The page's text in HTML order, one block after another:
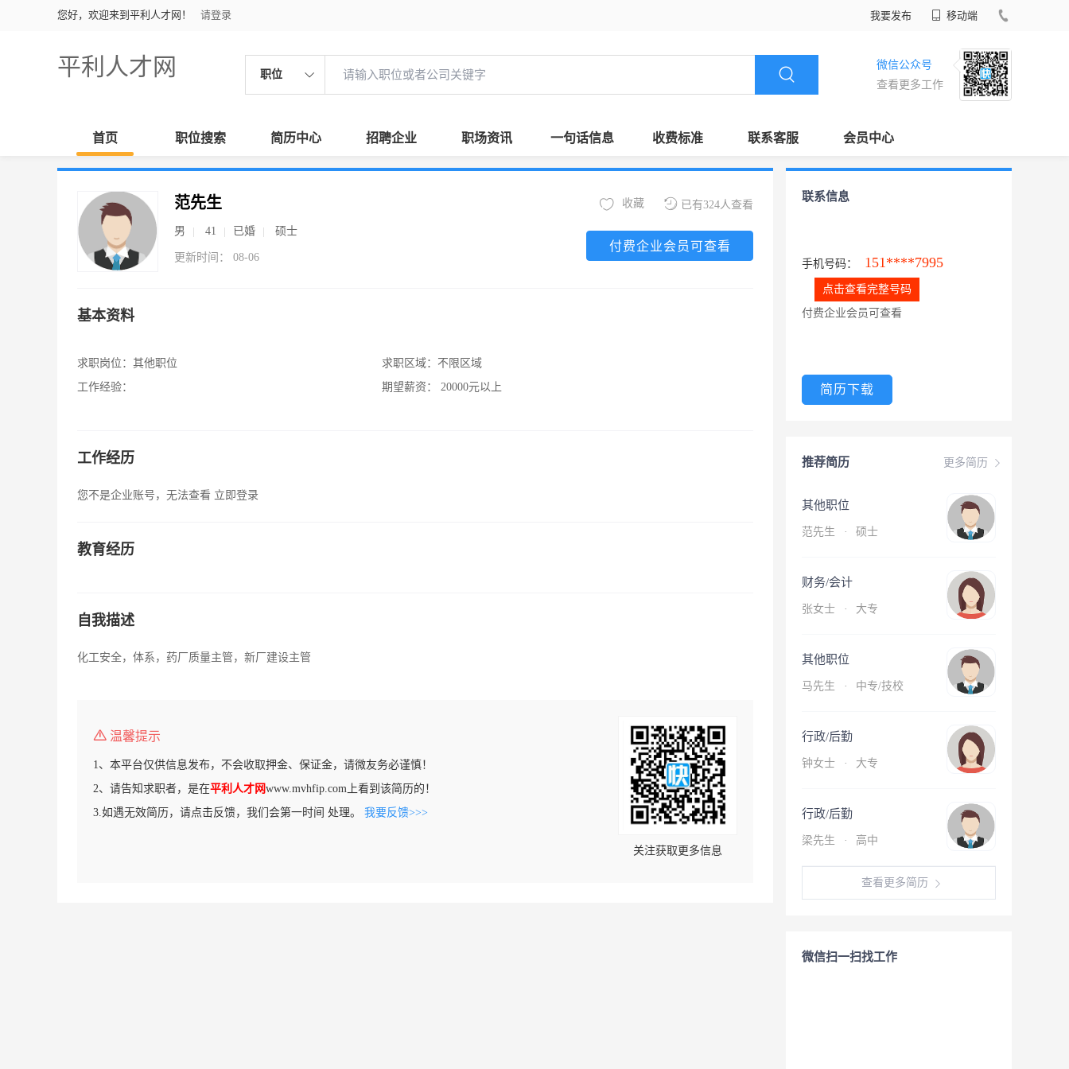
您好，欢迎来到平利人才网！ 请登录 我要发布 移动端
平利人才网 职位
微信公众号
查看更多工作
首页 职位搜索 简历中心 招聘企业 职场资讯 一句话信息 收费标准 联系客服 会员中心
范先生
男 41 已婚 硕士
更新时间： 08-06
已有324人查看
收藏
付费企业会员可查看
基本资料
求职岗位： 其他职位
工作经验：
求职区域： 不限区域
期望薪资：
20000元以上
工作经历
您不是企业账号，无法查看 立即登录
教育经历
自我描述
化工安全，体系，药厂质量主管，新厂建设主管
温馨提示
1、本平台仅供信息发布，不会收取押金、保证金，请微友务必谨慎！
2、请告知求职者，是在平利人才网www.mvhfip.com上看到该简历的！
3.如遇无效简历，请点击反馈，我们会第一时间 处理。 我要反馈>>>
关注获取更多信息
联系信息
手机号码： 151****7995
点击查看完整号码
付费企业会员可查看
简历下载
更多简历
推荐简历
其他职位
范先生 · 硕士
财务/会计
张女士 · 大专
其他职位
马先生 · 中专/技校
行政/后勤
钟女士 · 大专
行政/后勤
梁先生 · 高中
查看更多简历
微信扫一扫找工作